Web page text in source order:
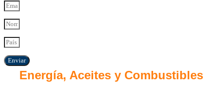
Enviar
Energía, Aceites y Combustibles